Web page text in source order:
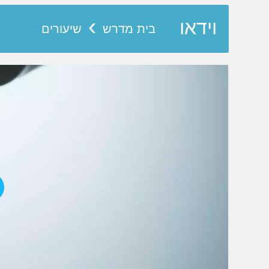
וידאו בית מדרש › שיעורים